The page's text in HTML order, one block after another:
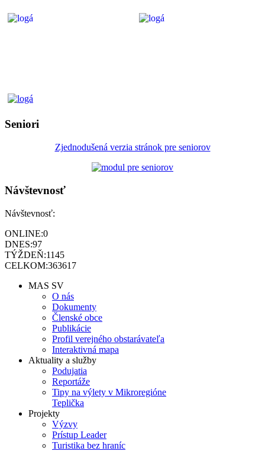
Seniori
Zjednodušená verzia stránok pre seniorov
Návštevnosť
Návštevnosť:
ONLINE:0
DNES:97
TÝŽDEŇ:1145
CELKOM:363617
MAS SV
O nás
Dokumenty
Členské obce
Publikácie
Profil verejného obstarávateľa
Interaktivná mapa
Aktuality a služby
Podujatia
Reportáže
Tipy na výlety v Mikroregióne
Teplička
Projekty
Výzvy
Prístup Leader
Turistika bez hraníc